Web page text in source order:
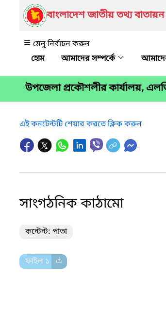
বাংলাদেশ জাতীয় তথ্য বাতায়ন
মেনু নির্বাচন করুন
আমাদের সম্পর্কে
উপজেলা প্রকৌশলীর কার্যালয়,
এই কনটেন্টটি শেয়ার করতে ক্লিক করুন
সাংগঠনিক কাঠামো
কন্টেন্ট: পাতা
ফাইল ১